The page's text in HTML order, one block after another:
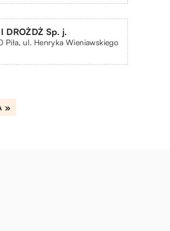
DROŻDŻ Sp. j.
ul. Henryka Wieniawskiego
»